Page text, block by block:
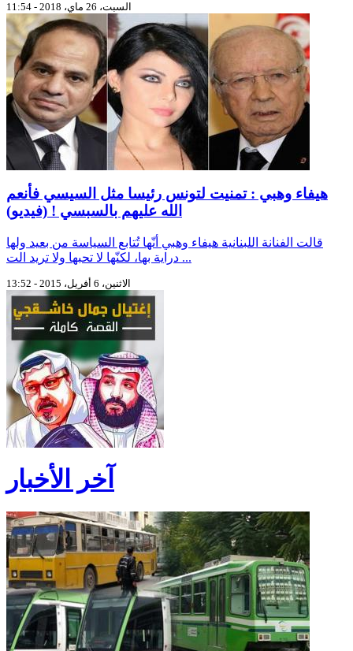
السبت، 26 ماي، 2018 - 11:54
هيفاء وهبي : تمنيت لتونس رئيسا مثل السيسي فأنعم
الله عليهم بالسبسي ! (فيديو)
قالت الفنانة اللبنانية هيفاء وهبي أنّها تُتابع السياسة من بعيد ولها
دراية بها، لكنّها لا تحبها ولا تريد الت ...
الاثنين، 6 أفريل، 2015 - 13:52
آخر الأخبار